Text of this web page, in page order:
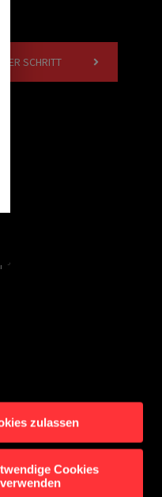
zulassen
Cookies
verwenden
SCHRITT